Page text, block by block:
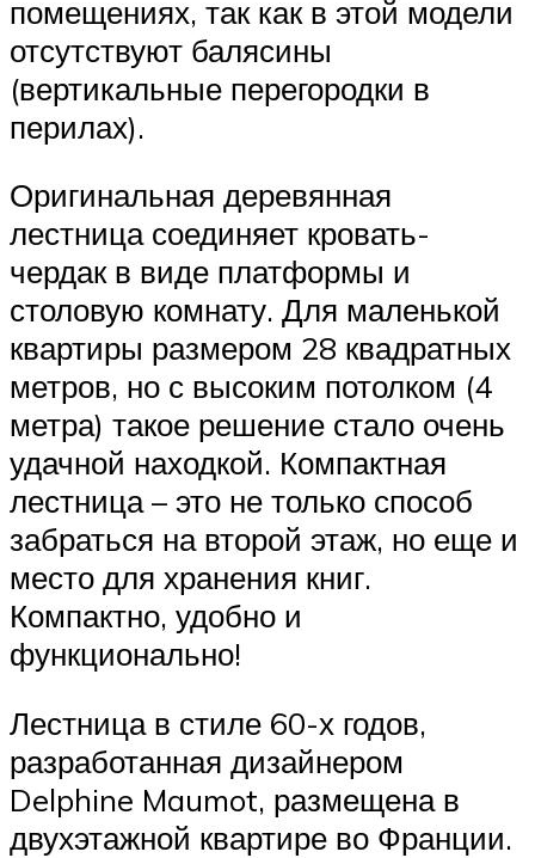
помещениях, так как в этой модели
отсутствуют балясины
(вертикальные перегородки в
перилах).
Оригинальная деревянная
лестница соединяет кровать-
чердак в виде платформы и
столовую комнату. Для маленькой
квартиры размером 28 квадратных
метров, но с высоким потолком (4
метра) такое решение стало очень
удачной находкой. Компактная
лестница – это не только способ
забраться на второй этаж, но еще и
место для хранения книг.
Компактно, удобно и
функционально!
Лестница в стиле 60-х годов,
разработанная дизайнером
Delphine Maumot, размещена в
двухэтажной квартире во Франции.